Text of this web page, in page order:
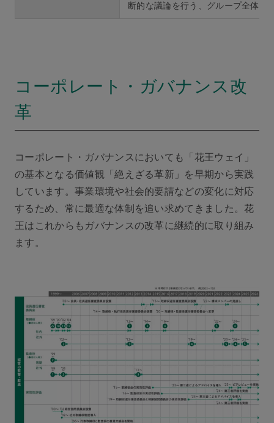
断的な議論を行う、グループ全体の
コーポレート・ガバナンス改
革
コーポレート・ガバナンスにおいても「花王ウェイ」
の基本となる価値観「絶えざる革新」を早期から実践
しています。事業環境や社会的要請などの変化に対応
するため、常に最適な体制を追い求めてきました。花
王はこれからもガバナンスの改革に継続的に取り組み
ます。